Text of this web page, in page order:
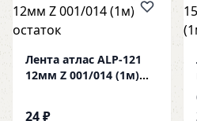
Лента атлас ALP-121
12мм Z 001/014 (1м)
24 ₽